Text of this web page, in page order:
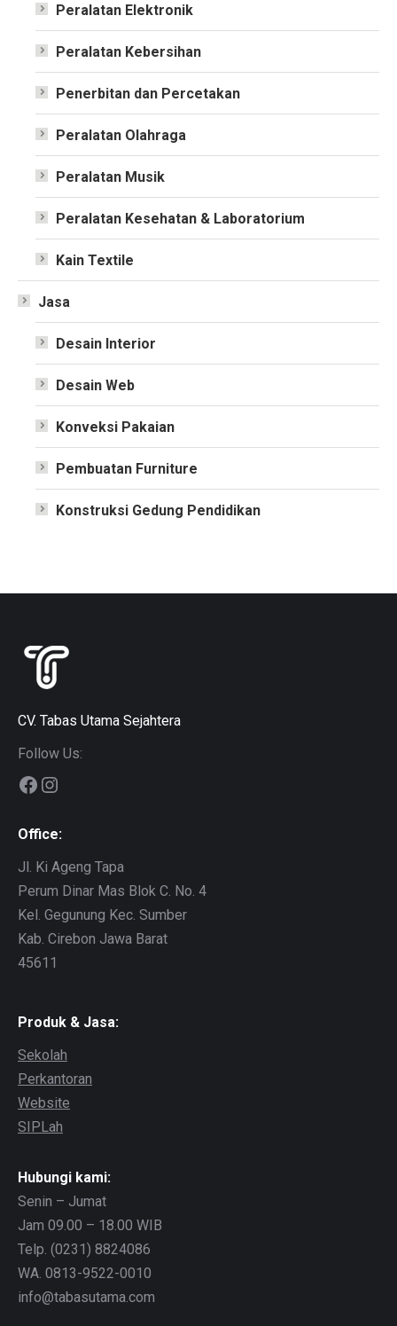
Peralatan Elektronik
Peralatan Kebersihan
Penerbitan dan Percetakan
Peralatan Olahraga
Peralatan Musik
Peralatan Kesehatan & Laboratorium
Kain Textile
Jasa
Desain Interior
Desain Web
Konveksi Pakaian
Pembuatan Furniture
Konstruksi Gedung Pendidikan
CV. Tabas Utama Sejahtera
Follow Us:
Facebook
Instagram
Office:
Jl. Ki Ageng Tapa
Perum Dinar Mas Blok C. No. 4
Kel. Gegunung Kec. Sumber
Kab. Cirebon Jawa Barat
45611
Produk & Jasa:
Sekolah
Perkantoran
Website
SIPLah
Hubungi kami:
Senin – Jumat
Jam 09.00 – 18.00 WIB
Telp. (0231) 8824086
WA. 0813-9522-0010
info@tabasutama.com